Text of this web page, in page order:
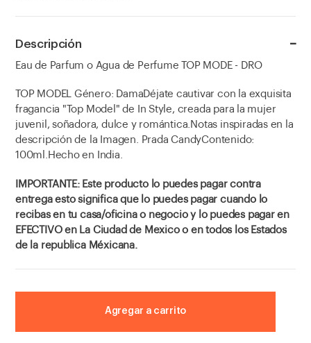
Descripción
Eau de Parfum o Agua de Perfume TOP MODE - DRO
TOP MODEL Género: DamaDéjate cautivar con la exquisita
fragancia "Top Model" de In Style, creada para la mujer
juvenil, soñadora, dulce y romántica.Notas inspiradas en la
descripción de la Imagen. Prada CandyContenido:
100ml.Hecho en India.
IMPORTANTE: Este producto lo puedes pagar contra
entrega esto significa que lo puedes pagar cuando lo
recibas en tu casa/oficina o negocio y lo puedes pagar en
EFECTIVO en La Ciudad de Mexico o en todos los Estados
de la republica Méxicana.
Agregar a carrito